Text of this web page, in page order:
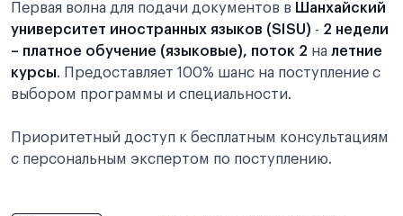
Первая волна для подачи документов в Шанхайский
университет иностранных языков (SISU) - 2 недели
– платное обучение (языковые), поток 2 на летние
курсы. Предоставляет 100% шанс на поступление с
выбором программы и специальности.
Приоритетный доступ к бесплатным консультациям
с персональным экспертом по поступлению.